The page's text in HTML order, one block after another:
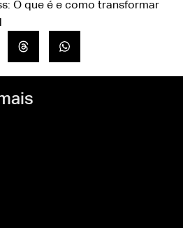
O que é e como transformar